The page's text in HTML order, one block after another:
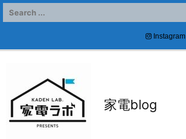
家電blog
Instagram